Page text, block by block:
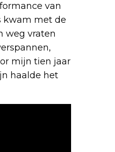
van
kwam met de
weg vraten
mijn tien jaar
haalde het